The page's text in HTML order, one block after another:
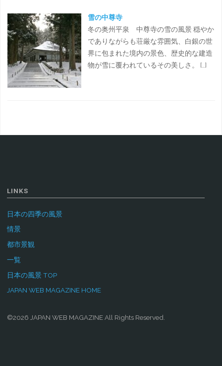
雪の中尊寺
冬の奥州平泉 中尊寺の雪の風景 穏やか
でありながらも荘厳な雰囲気、白銀の世
界に包まれた境内の景色、歴史的な建造
物が雪に覆われているその美しさ。 […]
LINKS
日本の四季の風景
情景
都市景観
一覧
日本の風景 TOP
JAPAN WEB MAGAZINE HOME
©2026 JAPAN WEB MAGAZINE All Rights Reserved.